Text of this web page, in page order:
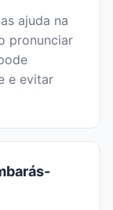
ajuda na
pronunciar
e evitar